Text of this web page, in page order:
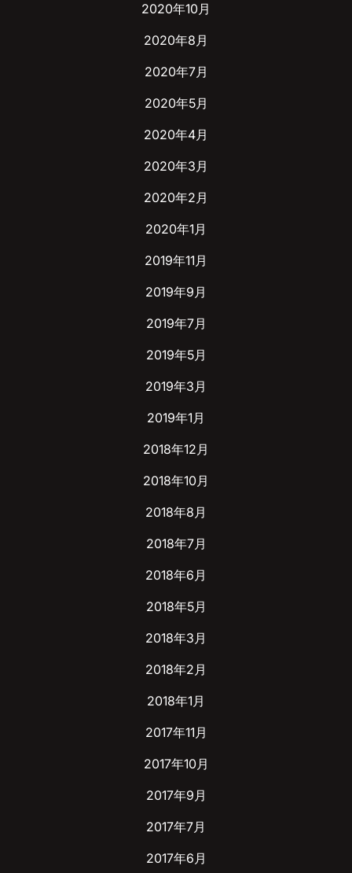
2020年10月
2020年8月
2020年7月
2020年5月
2020年4月
2020年3月
2020年2月
2020年1月
2019年11月
2019年9月
2019年7月
2019年5月
2019年3月
2019年1月
2018年12月
2018年10月
2018年8月
2018年7月
2018年6月
2018年5月
2018年3月
2018年2月
2018年1月
2017年11月
2017年10月
2017年9月
2017年7月
2017年6月